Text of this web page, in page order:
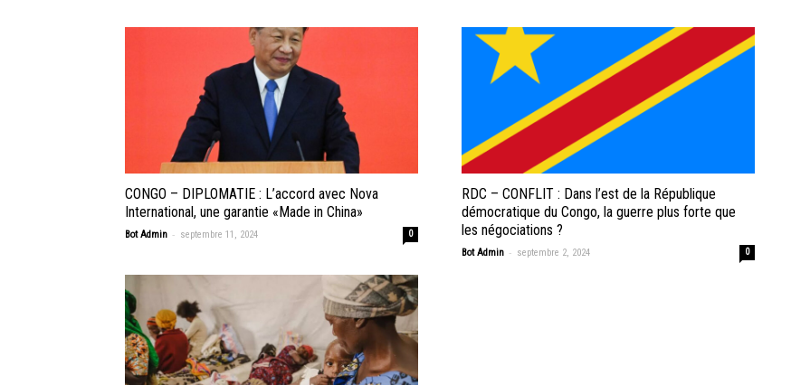
CONGO – DIPLOMATIE : L’accord avec Nova
International, une garantie «Made in China»
Bot Admin - septembre 11, 2024 0
RDC – CONFLIT : Dans l’est de la République
démocratique du Congo, la guerre plus forte que
les négociations ?
Bot Admin - septembre 2, 2024 0